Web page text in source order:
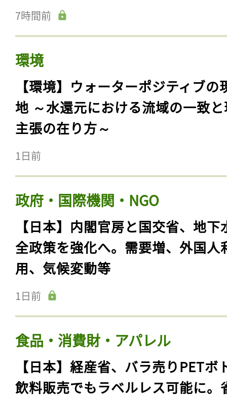
7時間前
環境
【環境】ウォーターポジティブの
地 ～水還元における流域の一致
主張の在り方～
1日前
政府・国際機関・NGO
【日本】内閣官房と国交省、地下
全政策を強化へ。需要増、外国人
用、気候変動等
1日前
食品・消費財・アパレル
【日本】経産省、バラ売りPETボ
飲料販売でもラベルレス可能に。